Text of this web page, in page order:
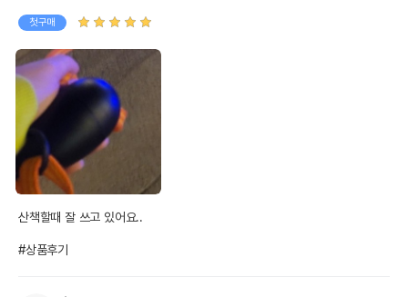
첫구매
산책할때 잘 쓰고 있어요..
#상품후기